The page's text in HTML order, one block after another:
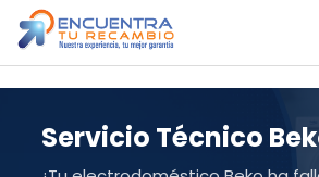
Saltar
contenido
Servicio Técnico